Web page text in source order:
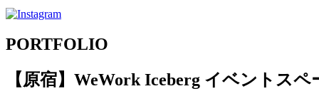
PORTFOLIO
【原宿】WeWork Iceberg イベントスペ